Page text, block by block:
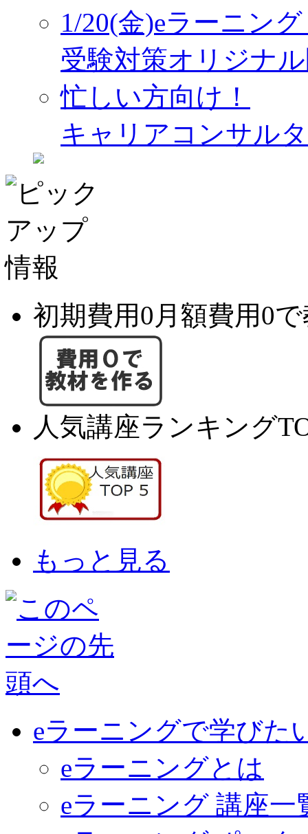
1/20(金)eラーニン
受験対策オリジナ
忙しい方向け！
キャリアコンサル
初期費用0月額費用0
人気講座ランキング
もっと見る
eラーニングで学びた
eラーニングとは
eラーニング 講座一